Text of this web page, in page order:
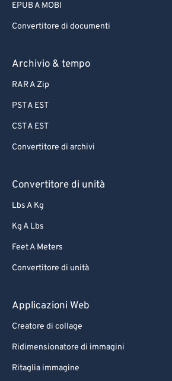
EPUB A MOBI
Convertitore di documenti
Archivio & tempo
RAR A Zip
PST A EST
CST A EST
Convertitore di archivi
Convertitore di unità
Lbs A Kg
Kg A Lbs
Feet A Meters
Convertitore di unità
Applicazioni Web
Creatore di collage
Ridimensionatore di immagini
Ritaglia immagine